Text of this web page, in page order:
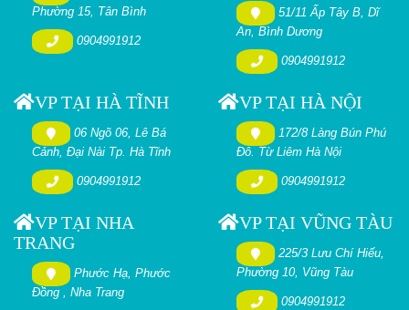
Phường 15, Tân Bình
0904991912
51/11 Ấp Tây B, Dĩ
An, Bình Dương
0904991912
VP TẠI HÀ TĨNH
06 Ngõ 06, Lê Bá
Cảnh, Đại Nài Tp. Hà Tĩnh
0904991912
VP TẠI HÀ NỘI
172/8 Làng Bún Phú
Đô. Từ Liêm Hà Nội
0904991912
VP TẠI NHA
TRANG
Phước Hạ, Phước
Đồng , Nha Trang
VP TẠI VŨNG TÀU
225/3 Lưu Chí Hiếu,
Phường 10, Vũng Tàu
0904991912